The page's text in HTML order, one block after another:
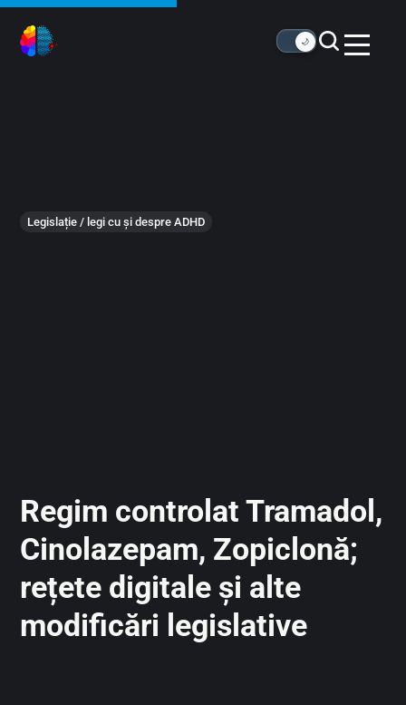
🌙
Legislație / legi cu și despre ADHD
Regim controlat Tramadol,
Cinolazepam, Zopiclonă;
rețete digitale și alte
modificări legislative